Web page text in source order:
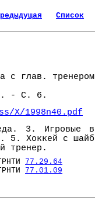
Список
глав. тренером
- С. 6.
X/1998n40.pdf
3. Игровые
5. Хоккей с
тренер.
77.29.64
77.01.09